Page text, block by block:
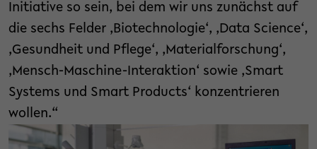
Initiative so sein, bei dem wir uns zunächst auf
die sechs Felder ,Biotechnologie‘, ,Data Science‘,
,Gesundheit und Pflege‘, ,Materialforschung‘,
,Mensch-Maschine-Interaktion‘ sowie ,Smart
Systems und Smart Products‘ konzentrieren
wollen.“